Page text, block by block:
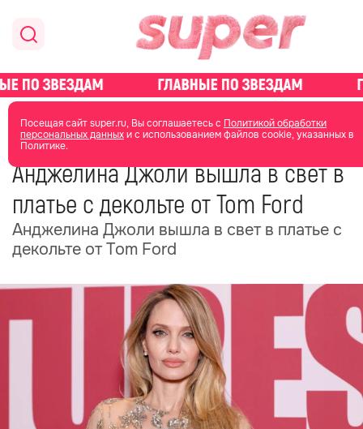
Посещая сайт super.ru, Вы соглашаетесь с Политикой обработки
персональных данныхи с использованием файлов cookie, указанных в
Политике.
главная новости о звездах новости
17 июня
Анджелина Джоли вышла в свет в
платье с декольте от Tom Ford
Анджелина Джоли вышла в свет в платье с
декольте от Tom Ford